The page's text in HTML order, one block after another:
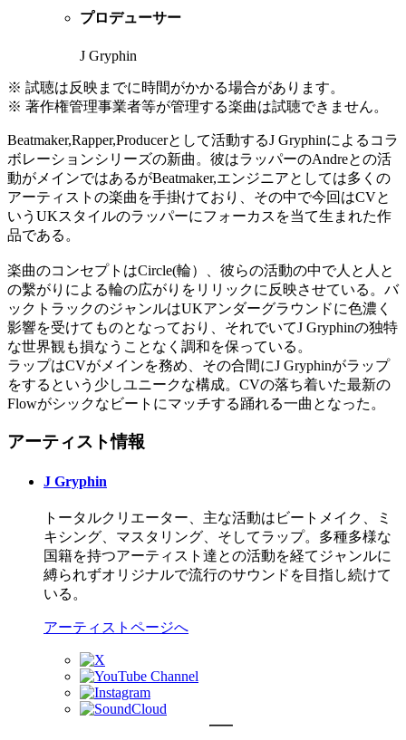
プロデューサー
J Gryphin
※ 試聴は反映までに時間がかかる場合があります。
※ 著作権管理事業者等が管理する楽曲は試聴できません。
Beatmaker,Rapper,Producerとして活動するJ Gryphinによるコラ
ボレーションシリーズの新曲。彼はラッパーのAndreとの活
動がメインではあるがBeatmaker,エンジニアとしては多くの
アーティストの楽曲を手掛けており、その中で今回はCVと
いうUKスタイルのラッパーにフォーカスを当て生まれた作
品である。
楽曲のコンセプトはCircle(輪）、彼らの活動の中で人と人と
の繫がりによる輪の広がりをリリックに反映させている。バ
ックトラックのジャンルはUKアンダーグラウンドに色濃く
影響を受けてものとなっており、それでいてJ Gryphinの独特
な世界観も損なうことなく調和を保っている。
ラップはCVがメインを務め、その合間にJ Gryphinがラップ
をするという少しユニークな構成。CVの落ち着いた最新の
Flowがシックなビートにマッチする踊れる一曲となった。
アーティスト情報
J Gryphin
トータルクリエーター、主な活動はビートメイク、ミ
キシング、マスタリング、そしてラップ。多種多様な
国籍を持つアーティスト達との活動を経てジャンルに
縛られずオリジナルで流行のサウンドを目指し続けて
いる。
アーティストページへ